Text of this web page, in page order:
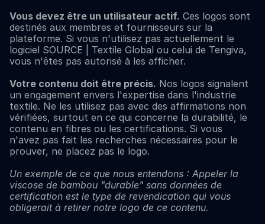
Vous devez être un utilisateur actif. Ces logos sont
destinés aux membres et fournisseurs sur la
plateforme. Si vous n'utilisez pas actuellement le
logiciel SOURCE | Textile Global ou celui de Tengiva,
vous n'êtes pas autorisé à les afficher.
Votre contenu doit être précis. Nos logos signalent
un engagement envers l'expertise dans l'industrie
textile. Ne les utilisez pas avec des affirmations non
vérifiées, surtout en ce qui concerne la durabilité, le
contenu en fibres ou les certifications. Si vous
n'avez pas fait les recherches nécessaires pour le
prouver, ne placez pas le logo.
Un exemple de ce que nous entendons : Appeler la
viscose de bambou "durable" sans données de
certification est le type de revendication qui vous
obligerait à retirer notre logo de ce contenu.